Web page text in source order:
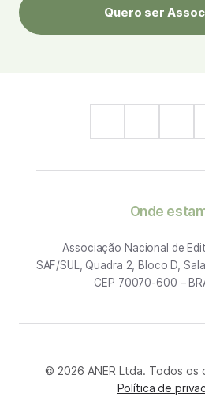
Quero ser
Onde
Associação Nacional de
SAF/SUL, Quadra 2, Bloco D,
CEP 70070-600 –
© 2026 ANER Ltda. Todos os
Política de